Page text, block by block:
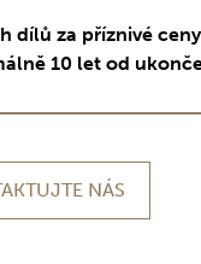
dílů za příznivé
10 let od
NÁS